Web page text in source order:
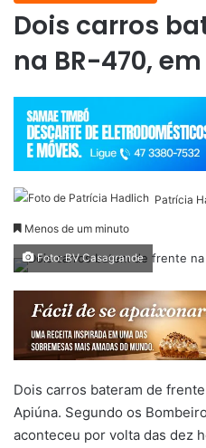
Dois carros
na BR-470,
Patrícia
Menos de um minuto
Foto: BV Casagrande
Dois carros bateram de
Apiúna. Segundo os
aconteceu por volta das dez